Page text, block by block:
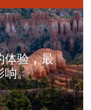
体验，最
响。